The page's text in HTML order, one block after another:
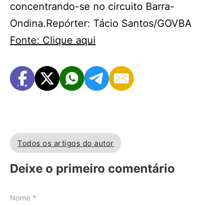
concentrando-se no circuito Barra-
Ondina.Repórter: Tácio Santos/GOVBA
Fonte: Clique aqui
Todos os artigos do autor
Deixe o primeiro comentário
Nome *